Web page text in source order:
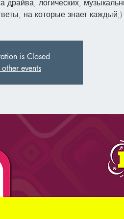
драйва, логических,
на которые знает каждый;)
is Closed
events